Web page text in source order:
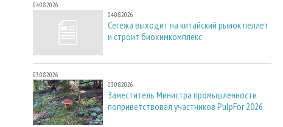
04.08.2026
04.08.2026
Сегежа выходит на китайский рынок пеллет
и строит биохимкомплекс
03.08.2026
03.08.2026
Заместитель Министра промышленности
поприветствовал участников PulpFor 2026